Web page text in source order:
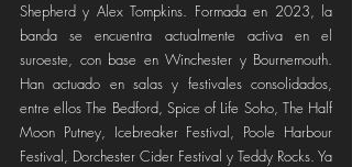
Shepherd y Alex Tompkins. Formada en 2023, la
banda se encuentra actualmente activa en el
suroeste, con base en Winchester y Bournemouth.
Han actuado en salas y festivales consolidados,
entre ellos The Bedford, Spice of Life Soho, The Half
Moon Putney, Icebreaker Festival, Poole Harbour
Festival, Dorchester Cider Festival y Teddy Rocks. Ya